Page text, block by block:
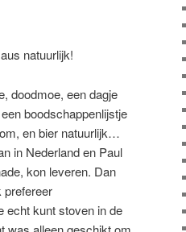
natuurlijk!
doodmoe, een dagje
boodschappenlijstje
en bier natuurlijk…
in Nederland en Paul
kon leveren. Dan
prefereer
echt kunt stoven in de